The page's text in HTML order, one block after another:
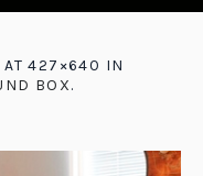
AT 427×640 IN
BOX.